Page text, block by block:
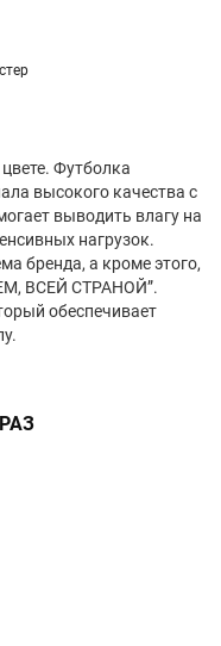
Футболка
высокого качества с
выводить влагу на
нагрузок.
бренда, а кроме этого,
ВСЕЙ СТРАНОЙ”.
обеспечивает